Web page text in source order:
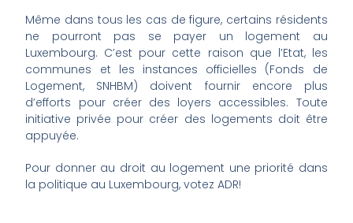
Même dans tous les cas de figure, certains résidents
ne pourront pas se payer un logement au
Luxembourg. C’est pour cette raison que l’Etat, les
communes et les instances officielles (Fonds de
Logement, SNHBM) doivent fournir encore plus
d’efforts pour créer des loyers accessibles. Toute
initiative privée pour créer des logements doit être
appuyée.
Pour donner au droit au logement une priorité dans
la politique au Luxembourg, votez ADR!